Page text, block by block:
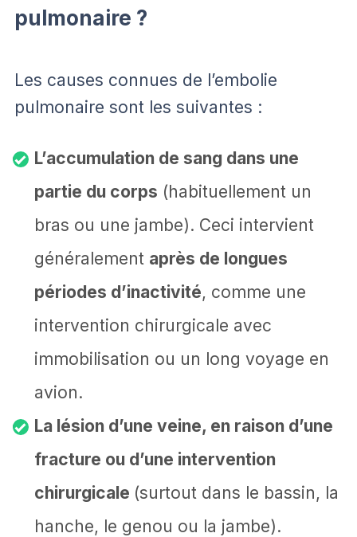
pulmonaire ?
Les causes connues de l’embolie
pulmonaire sont les suivantes :
L’accumulation de sang dans une
partie du corps (habituellement un
bras ou une jambe). Ceci intervient
généralement après de longues
périodes d’inactivité, comme une
intervention chirurgicale avec
immobilisation ou un long voyage en
avion.
La lésion d’une veine, en raison d’une
fracture ou d’une intervention
chirurgicale (surtout dans le bassin, la
hanche, le genou ou la jambe).